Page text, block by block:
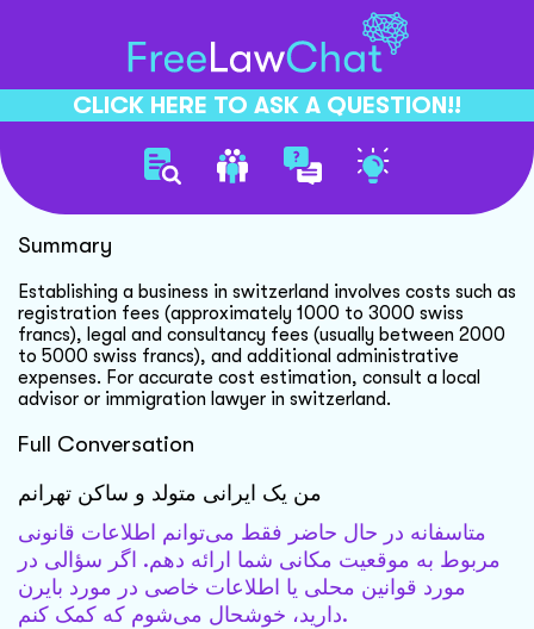
CLICK HERE TO ASK A QUESTION!!
Starting Swiss Business Costs
Summary
Establishing a business in switzerland involves costs such as
registration fees (approximately 1000 to 3000 swiss
francs), legal and consultancy fees (usually between 2000
to 5000 swiss francs), and additional administrative
expenses. For accurate cost estimation, consult a local
advisor or immigration lawyer in switzerland.
Full Conversation
من یک ایرانی متولد و ساکن تهرانم
متاسفانه در حال حاضر فقط می‌توانم اطلاعات قانونی
مربوط به موقعیت مکانی شما ارائه دهم. اگر سؤالی در
مورد قوانین محلی یا اطلاعات خاصی در مورد بایرن
دارید، خوشحال می‌شوم که کمک کنم.